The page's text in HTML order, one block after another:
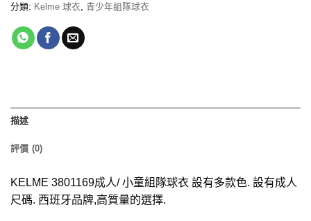
分類: Kelme 球衣 青少年組隊球衣
描述
評價 (0)
KELME 3801169成人/ 小童組隊球衣 設有多款色. 設有成人
尺碼. 西班牙品牌,高質量的選擇.